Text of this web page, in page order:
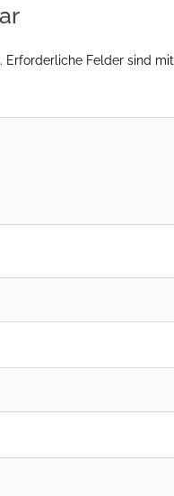
Erforderliche Felder sind mit